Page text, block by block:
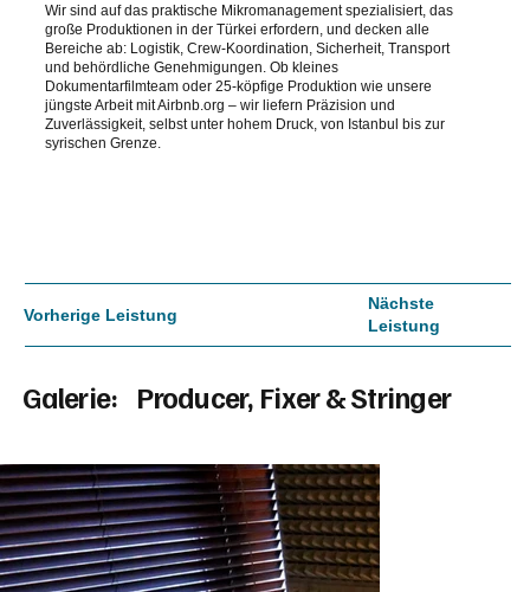
Wir sind auf das praktische Mikromanagement spezialisiert, das
große Produktionen in der Türkei erfordern, und decken alle
Bereiche ab: Logistik, Crew-Koordination, Sicherheit, Transport
und behördliche Genehmigungen. Ob kleines
Dokumentarfilmteam oder 25-köpfige Produktion wie unsere
jüngste Arbeit mit Airbnb.org – wir liefern Präzision und
Zuverlässigkeit, selbst unter hohem Druck, von Istanbul bis zur
syrischen Grenze.
Vorherige Leistung
Nächste
Leistung
Galerie: Producer, Fixer & Stringer